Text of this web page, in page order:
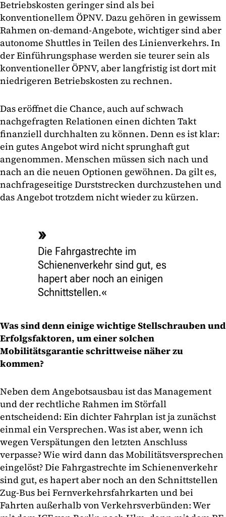
Betriebskosten geringer sind als bei
konventionellem ÖPNV. Dazu gehören in gewissem
Rahmen on-demand-Angebote, wichtiger sind aber
autonome Shuttles in Teilen des Linienverkehrs. In
der Einführungsphase werden sie teurer sein als
konventioneller ÖPNV, aber langfristig ist dort mit
niedrigeren Betriebskosten zu rechnen.
Das eröffnet die Chance, auch auf schwach
nachgefragten Relationen einen dichten Takt
finanziell durchhalten zu können. Denn es ist klar:
ein gutes Angebot wird nicht sprunghaft gut
angenommen. Menschen müssen sich nach und
nach an die neuen Optionen gewöhnen. Da gilt es,
nachfrageseitige Durststrecken durchzustehen und
das Angebot trotzdem nicht wieder zu kürzen.
Die Fahrgastrechte im
Schienenverkehr sind gut, es
hapert aber noch an einigen
Schnittstellen.
Was sind denn einige wichtige Stellschrauben und
Erfolgsfaktoren, um einer solchen
Mobilitätsgarantie schrittweise näher zu
kommen?
Neben dem Angebotsausbau ist das Management
und der rechtliche Rahmen im Störfall
entscheidend: Ein dichter Fahrplan ist ja zunächst
einmal ein Versprechen. Was ist aber, wenn ich
wegen Verspätungen den letzten Anschluss
verpasse? Wie wird dann das Mobilitätsversprechen
eingelöst? Die Fahrgastrechte im Schienenverkehr
sind gut, es hapert aber noch an den Schnittstellen
Zug-Bus bei Fernverkehrsfahrkarten und bei
Fahrten außerhalb von Verkehrsverbünden: Wer